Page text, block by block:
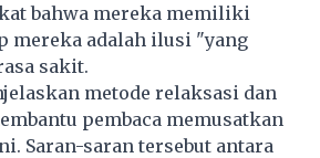
bahwa mereka memiliki
mereka adalah ilusi "yang
sakit.
metode relaksasi dan
pembaca memusatkan
Saran-saran tersebut antara